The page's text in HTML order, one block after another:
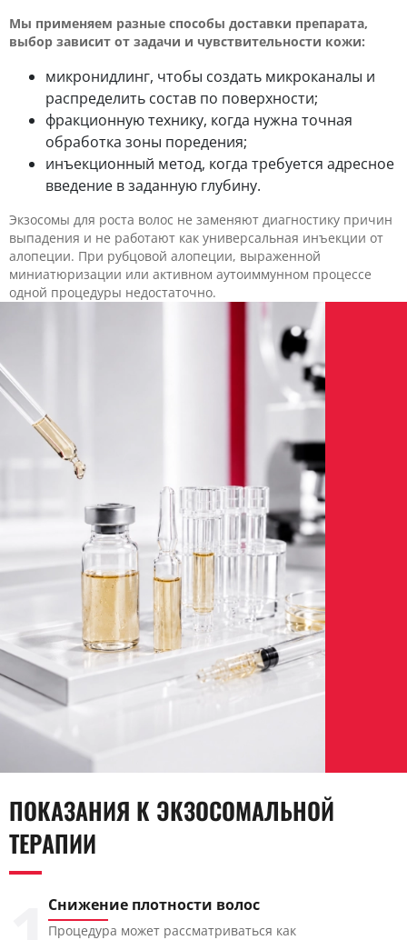
Мы применяем разные способы доставки препарата,
выбор зависит от задачи и чувствительности кожи:
микронидлинг, чтобы создать микроканалы и
распределить состав по поверхности;
фракционную технику, когда нужна точная
обработка зоны поредения;
инъекционный метод, когда требуется адресное
введение в заданную глубину.
Экзосомы для роста волос не заменяют диагностику причин
выпадения и не работают как универсальная инъекции от
алопеции. При рубцовой алопеции, выраженной
миниатюризации или активном аутоиммунном процессе
одной процедуры недостаточно.
ПОКАЗАНИЯ К ЭКЗОСОМАЛЬНОЙ
ТЕРАПИИ
Снижение плотности волос
Процедура может рассматриваться как